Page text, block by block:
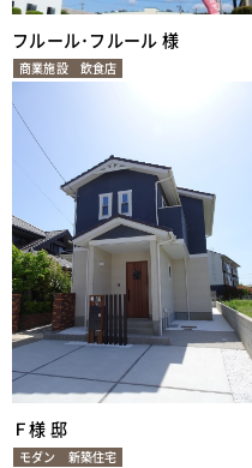
フルール･フルール 様
商業施設 飲食店
Ｆ様 邸
モダン 新築住宅